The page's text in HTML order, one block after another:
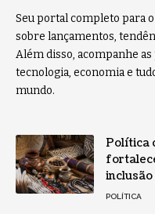
Seu portal completo para
sobre lançamentos,
Além disso, acompanhe
tecnologia, economia e
mundo.
Política
POLÍTICA